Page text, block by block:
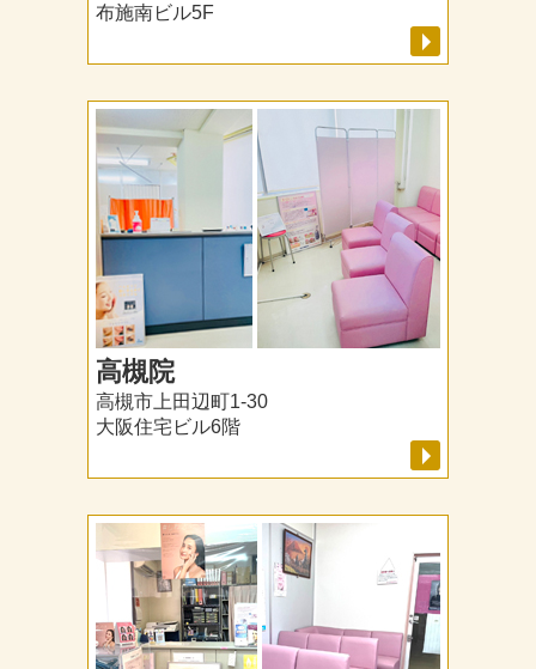
布施南ビル5F
高槻院
高槻市上田辺町1-30
大阪住宅ビル6階